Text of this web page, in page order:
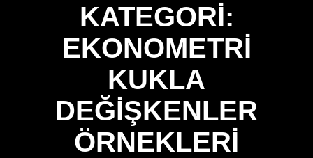
KATEGORI:
EKONOMETRI
KUKLA
DEĞIŞKENLER
ÖRNEKLERI